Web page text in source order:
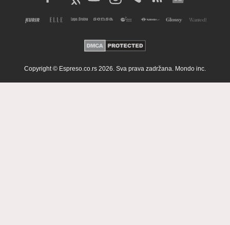
Copyright © Espreso.co.rs 2026. Sva prava zadržana. Mondo inc.